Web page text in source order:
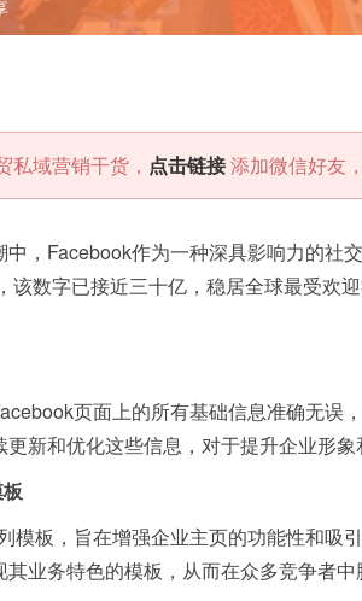
私域营销干货， 点击链接添加微信好友
，Facebook作为一种深具影响力的社
该数字已接近三十亿，稳居全球最受欢
页面上的所有基础信息准确无误
新和优化这些信息，对于提升企业形象
模板，旨在增强企业主页的功能性和吸
业务特色的模板，从而在众多竞争者中